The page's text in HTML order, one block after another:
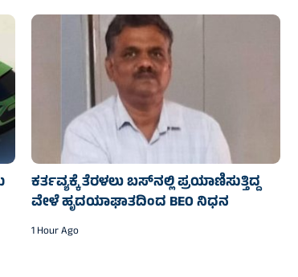
ಕರ್ತವ್ಯಕ್ಕೆ ತೆರಳಲು ಬಸ್‌ನಲ್ಲಿ ಪ್ರಯಾಣಿಸುತ್ತಿದ್ದ
ವೇಳೆ ಹೃದಯಾಘಾತದಿಂದ BEO ನಿಧನ
1 Hour Ago